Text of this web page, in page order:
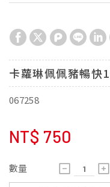
卡蘿琳佩佩豬暢快
067258
NT$ 750
數量